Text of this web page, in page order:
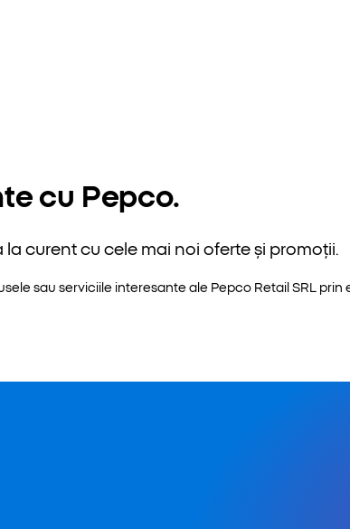
cu Pepco.
curent cu cele mai noi oferte și promoții.
sau serviciile interesante ale Pepco Retail SRL prin